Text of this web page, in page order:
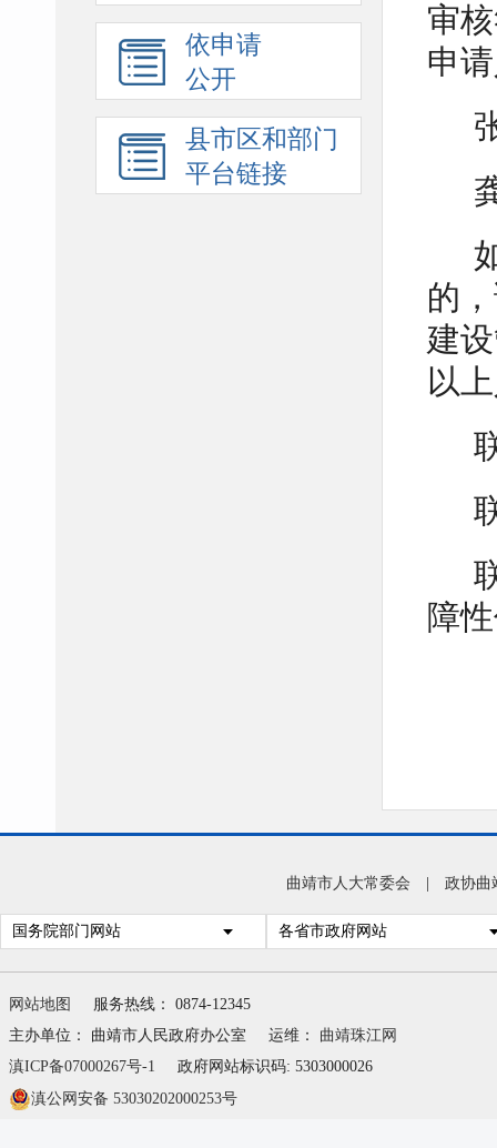
依申请
公开
县市区和部门
平台链接
审
申
的
建
以
障
曲靖市人大常委会 政协曲
国务院部门网站 各省市政府网站
网站地图
服务热线： 0874-12345
主办单位： 曲靖市人民政府办公室
运维： 曲靖珠江网
滇ICP备07000267号-1
政府网站标识码: 5303000026
滇公网安备 53030202000253号